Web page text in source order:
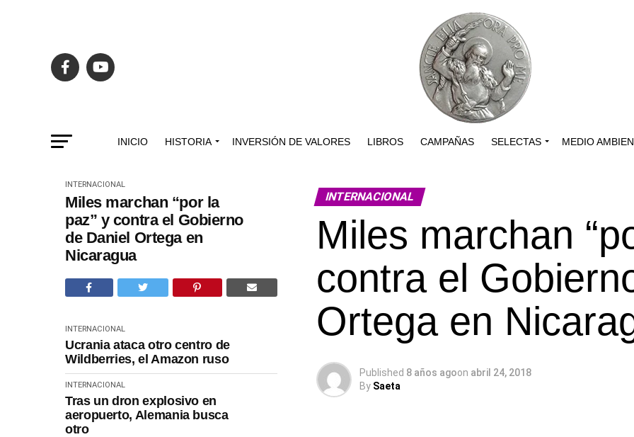
INICIO HISTORIA INVERSIÓN DE VALORES LIBROS CAMPAÑAS SELECTAS MEDIO
INTERNACIONAL
Miles marchan “por la
paz” y contra el Gobierno
de Daniel Ortega en
Nicaragua
INTERNACIONAL
Ucrania ataca otro centro de
Wildberries, el Amazon ruso
INTERNACIONAL
Tras un dron explosivo en
aeropuerto, Alemania busca
otro
INTERNACIONAL
Miles marchan
contra el
Ortega en
Published 8 años agoon abril 24, 2018
By Saeta